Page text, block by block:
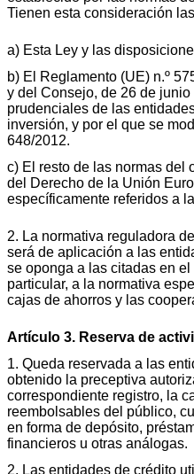
Tienen esta consideración
a) Esta Ley y las
b) El Reglamento (UE) n.º
y del Consejo, de 26 de
prudenciales de las
inversión, y por el que se
648/2012.
c) El resto de las normas del
del Derecho de la Unión
específicamente referidos a
2. La normativa reguladora
será de aplicación a las
se oponga a las citadas en
particular, a la normativa
cajas de ahorros y las
Artículo 3. Reserva de
1. Queda reservada a las
obtenido la preceptiva
correspondiente registro, la
reembolsables del público,
en forma de depósito,
financieros u otras análogas.
2. Las entidades de crédito